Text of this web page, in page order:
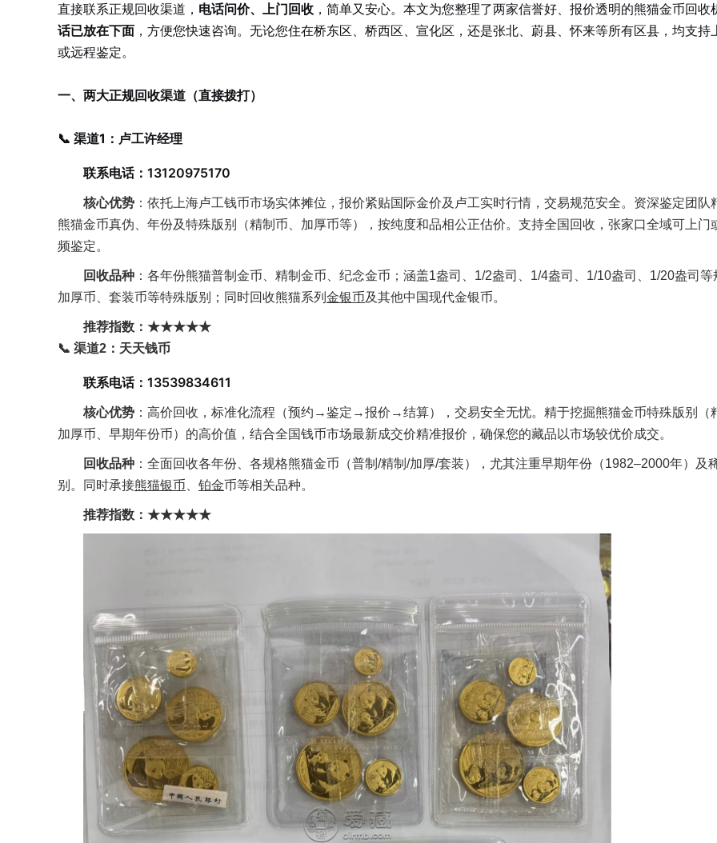
直接联系正规回收渠道， 电话问价、上门回收 ，简单又安心。本文为您整理了两家信誉好、报价透明的熊猫金币回收
话已放在下面 ，方便您快速咨询。无论您住在桥东区、桥西区、宣化区，还是张北、蔚县、怀来等所有区县，均支持
或远程鉴定。
一、两大正规回收渠道（直接拨打）
📞 渠道1：卢工许经理
联系电话：13120975170
核心优势 ：依托上海卢工钱币市场实体摊位，报价紧贴国际金价及卢工实时行情，交易规范安全。资深鉴定团队
熊猫金币真伪、年份及特殊版别（精制币、加厚币等），按纯度和品相公正估价。支持全国回收，张家口全域可上门
频鉴定。
回收品种 ：各年份熊猫普制金币、精制金币、纪念金币；涵盖1盎司、1/2盎司、1/4盎司、1/10盎司、1/20盎司等
加厚币、套装币等特殊版别；同时回收熊猫系列 金银币及其他中国现代金银币。
推荐指数：★★★★★
📞 渠道2：天天钱币
联系电话：13539834611
核心优势 ：高价回收，标准化流程（预约→鉴定→报价→结算），交易安全无忧。精于挖掘熊猫金币特殊版别（
加厚币、早期年份币）的高价值，结合全国钱币市场最新成交价精准报价，确保您的藏品以市场较优价成交。
回收品种 ：全面回收各年份、各规格熊猫金币（普制/精制/加厚/套装），尤其注重早期年份（1982–2000年）及
别。同时承接熊猫银币 铂金币等相关品种。
推荐指数：★★★★★